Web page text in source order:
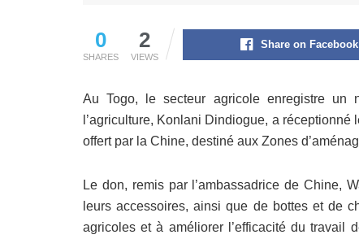
0
SHARES
2
VIEWS
Share on Facebook
Au Togo, le secteur agricole enregistre un
l’agriculture, Konlani Dindiogue, a
offert par la Chine, destiné aux Zones
Le don, remis par l’ambassadrice de Chine,
leurs accessoires, ainsi que de bottes et de
agricoles et à améliorer l’efficacité du travail